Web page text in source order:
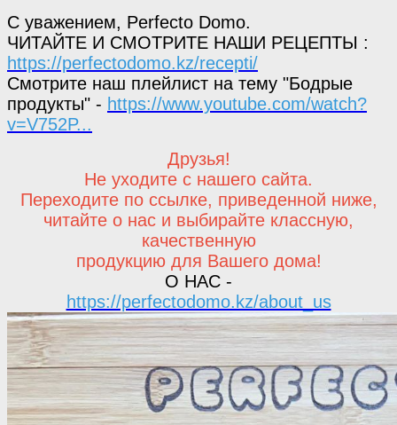
С уважением, Perfecto Domo.
ЧИТАЙТЕ И СМОТРИТЕ НАШИ РЕЦЕПТЫ :
https://perfectodomo.kz/recepti/
Смотрите наш плейлист на тему "Бодрые
продукты" - https://www.youtube.com/watch?
v=V752P...
Друзья!
Не уходите с нашего сайта.
Переходите по ссылке, приведенной ниже,
читайте о нас и выбирайте классную,
качественную
продукцию для Вашего дома!
О НАС -
https://perfectodomo.kz/about_us